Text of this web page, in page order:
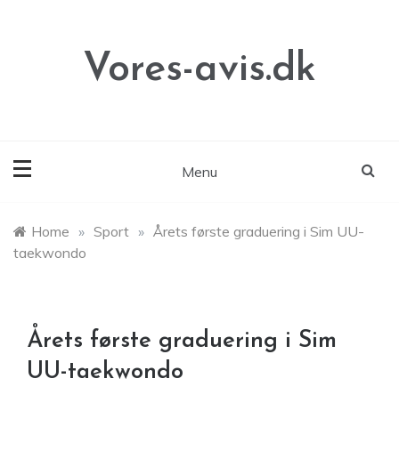
Vores-avis.dk
Menu
Home » Sport » Årets første graduering i Sim UU-
taekwondo
Årets første graduering i Sim
UU-taekwondo